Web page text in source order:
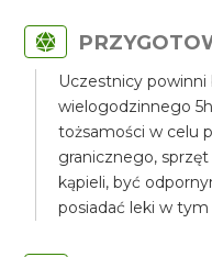
Uczestnicy
wielogodzinnego
tożsamości w celu
granicznego,
kąpieli, być
posiadać leki w tym